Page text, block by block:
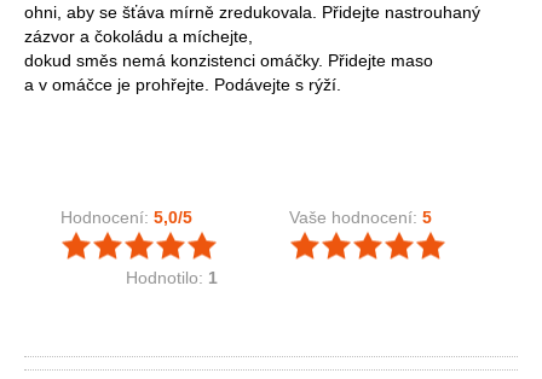
ohni, aby se šťáva mírně zredukovala. Přidejte nastrouhaný
zázvor a čokoládu a míchejte,
dokud směs nemá konzistenci omáčky. Přidejte maso
a v omáčce je prohřejte. Podávejte s rýží.
Hodnocení: 5,0/5
Hodnotilo: 1
Vaše hodnocení: 5